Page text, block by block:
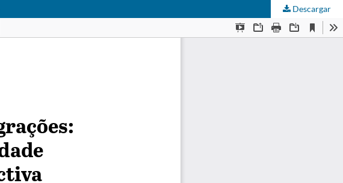
Descargar